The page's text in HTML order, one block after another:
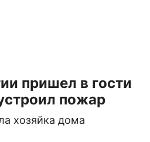
пришел в гости
пожар
хозяйка дома